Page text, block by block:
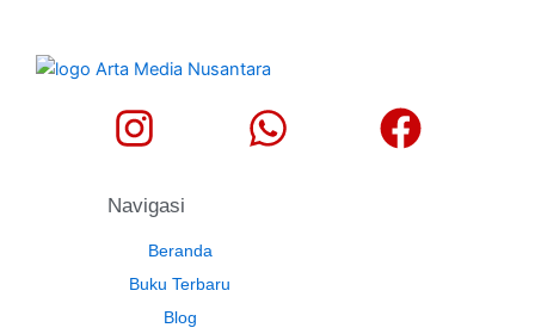
Navigasi
Beranda
Buku Terbaru
Blog